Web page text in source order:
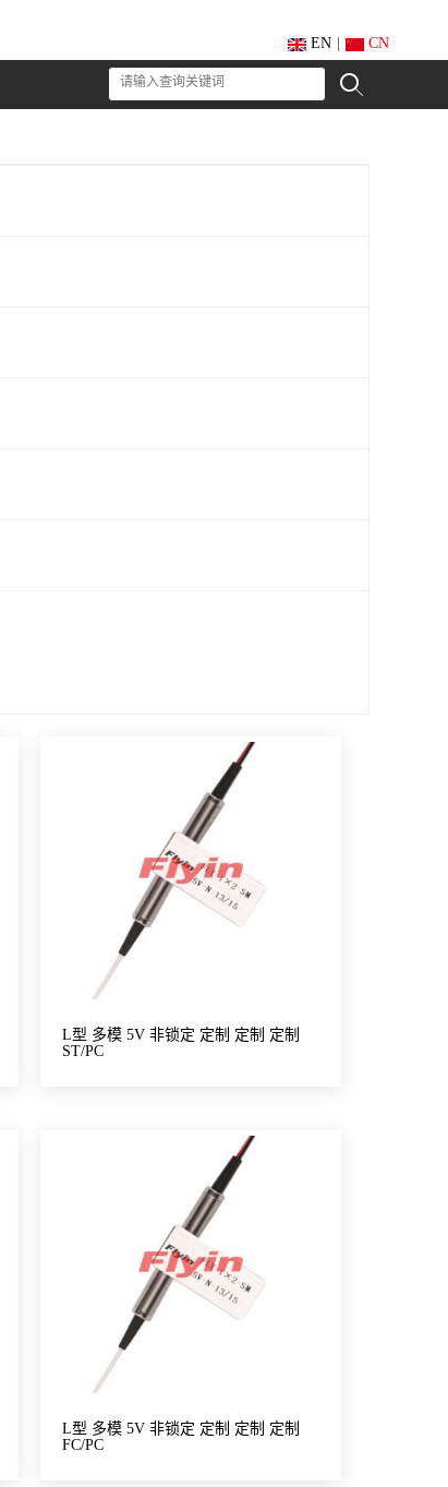
EN CN
L型 多模 5V 非锁定 定制 定制 定制
ST/PC
L型 多模 5V 非锁定 定制 定制 定制
FC/PC